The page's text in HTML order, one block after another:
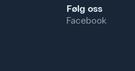
Følg oss
Facebook